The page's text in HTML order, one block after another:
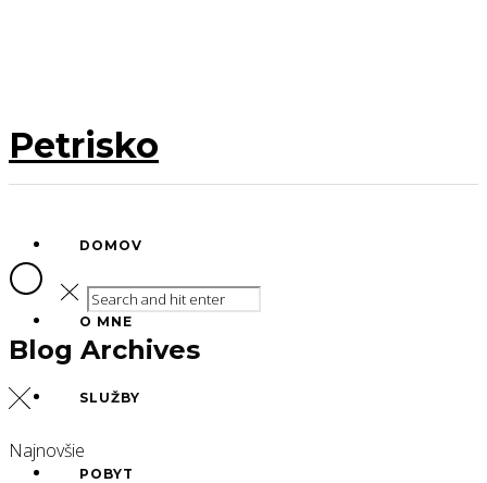
Petrisko
DOMOV
O MNE
SLUŽBY
POBYT
Blog Archives
Najnovšie